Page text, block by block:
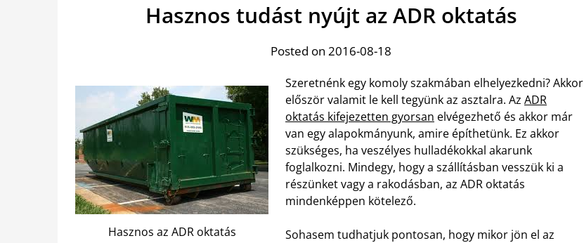
Hasznos tudást nyújt az ADR oktatás
Posted on 2016-08-18
Hasznos az ADR oktatás
Szeretnénk egy komoly szakmában elhelyezkedni? Akkor
először valamit le kell tegyünk az asztalra. Az ADR
oktatás kifejezetten gyorsan elvégezhető és akkor már
van egy alapokmányunk, amire építhetünk. Ez akkor
szükséges, ha veszélyes hulladékokkal akarunk
foglalkozni. Mindegy, hogy a szállításban vesszük ki a
részünket vagy a rakodásban, az ADR oktatás
mindenképpen kötelező.
Sohasem tudhatjuk pontosan, hogy mikor jön el az